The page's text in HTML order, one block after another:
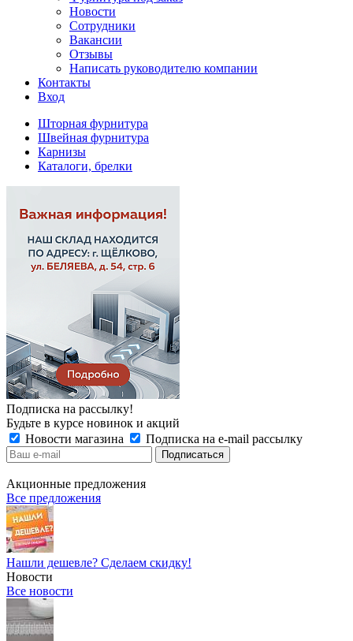
Новости
Сотрудники
Вакансии
Отзывы
Написать руководителю компании
Контакты
Вход
Шторная фурнитура
Швейная фурнитура
Карнизы
Каталоги, брелки
Подписка на рассылку!
Будьте в курсе новинок и акций
Новости магазина
Подписка на e-mail рассылку
Акционные предложения
Все предложения
Нашли дешевле? Сделаем скидку!
Новости
Все новости